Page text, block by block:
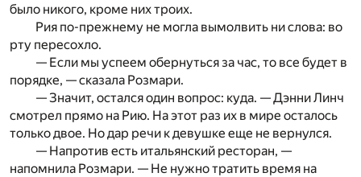
было никого, кроме них троих.
Рия по-прежнему не могла вымолвить ни слова: во
рту пересохло.
— Если мы успеем обернуться за час, то все будет в
порядке, — сказала Розмари.
— Значит, остался один вопрос: куда. — Дэнни Линч
смотрел прямо на Рию. На этот раз их в мире осталось
только двое. Но дар речи к девушке еще не вернулся.
— Напротив есть итальянский ресторан, —
напомнила Розмари. — Не нужно тратить время на